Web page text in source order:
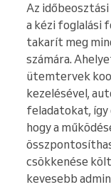
Az
a kézi foglalási
takarít meg
számára.
ütemtervek
kezelésével,
feladatokat,
hogy a
csökkenése
kevesebb